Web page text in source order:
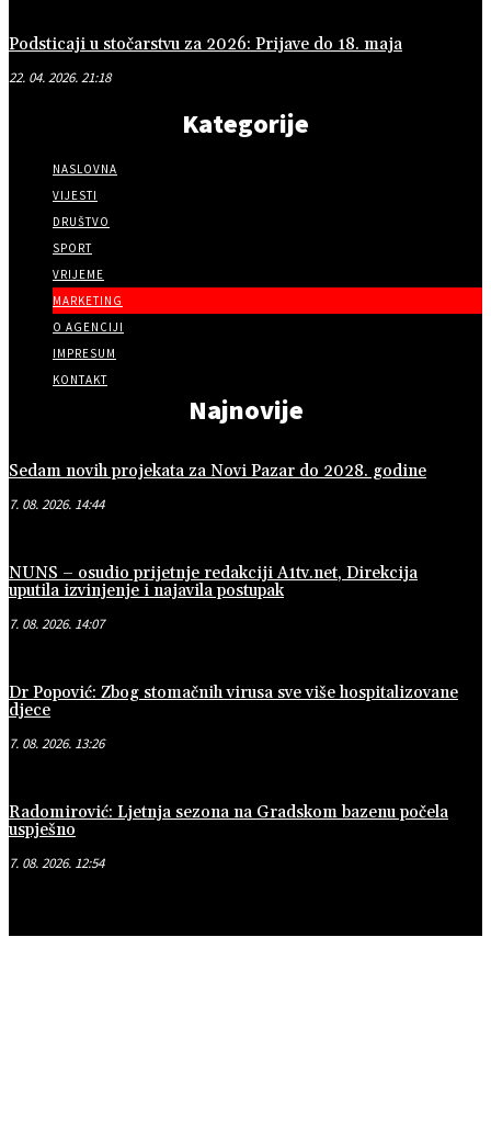
Podsticaji u stočarstvu za 2026: Prijave do 18. maja
22. 04. 2026. 21:18
Kategorije
NASLOVNA
VIJESTI
DRUŠTVO
SPORT
VRIJEME
MARKETING
O AGENCIJI
IMPRESUM
KONTAKT
Najnovije
Sedam novih projekata za Novi Pazar do 2028. godine
7. 08. 2026. 14:44
NUNS – osudio prijetnje redakciji A1tv.net, Direkcija
uputila izvinjenje i najavila postupak
7. 08. 2026. 14:07
Dr Popović: Zbog stomačnih virusa sve više hospitalizovane
djece
7. 08. 2026. 13:26
Radomirović: Ljetnja sezona na Gradskom bazenu počela
uspješno
7. 08. 2026. 12:54